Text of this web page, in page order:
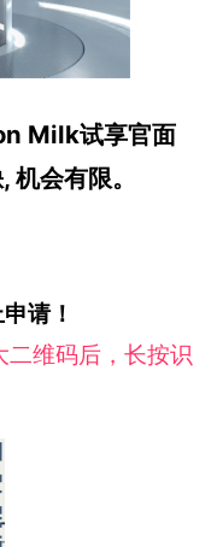
Milk试享官面
会有限。
请！
二维码后，长按识